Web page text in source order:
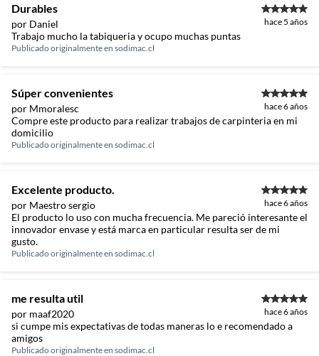
Durables
por Daniel hace 5 años
Trabajo mucho la tabiqueria y ocupo muchas puntas
Publicado originalmente en sodimac.cl
Súper convenientes
por Mmoralesc hace 6 años
Compre este producto para realizar trabajos de carpinteria en mi
domicilio
Publicado originalmente en sodimac.cl
Excelente producto.
por Maestro sergio hace 6 años
El producto lo uso con mucha frecuencia. Me pareció interesante el
innovador envase y está marca en particular resulta ser de mi
gusto.
Publicado originalmente en sodimac.cl
me resulta util
por maaf2020 hace 6 años
si cumpe mis expectativas de todas maneras lo e recomendado a
amigos
Publicado originalmente en sodimac.cl